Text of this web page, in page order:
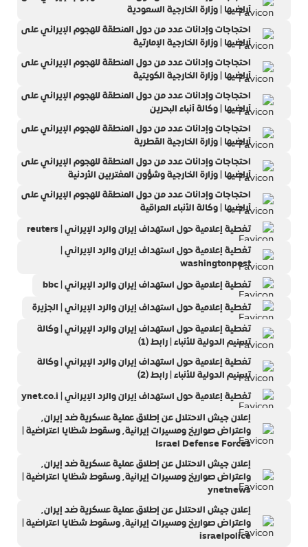
أراضيها | وزارة الخارجية السعودية
احتجاجات وإدانات عدد من دول المنطقة للهجوم الإيراني على
أراضيها | وزارة الخارجية الإمارتية
احتجاجات وإدانات عدد من دول المنطقة للهجوم الإيراني على
أراضيها | وزارة الخارجية الكويتية
احتجاجات وإدانات عدد من دول المنطقة للهجوم الإيراني على
أراضيها | وكالة أنباء البحرين
احتجاجات وإدانات عدد من دول المنطقة للهجوم الإيراني على
أراضيها | وزارة الخارجية القطرية
احتجاجات وإدانات عدد من دول المنطقة للهجوم الإيراني على
أراضيها | وزارة الخارجية وشؤون المغتربين الأردنية
احتجاجات وإدانات عدد من دول المنطقة للهجوم الإيراني على
أراضيها | وكالة الأنباء العراقية
تغطية إعلامية حول استهداف إيران والرد الإيراني | reuters
تغطية إعلامية حول استهداف إيران والرد الإيراني |
washingtonpost
تغطية إعلامية حول استهداف إيران والرد الإيراني | bbc
تغطية إعلامية حول استهداف إيران والرد الإيراني | الجزيرة
تغطية إعلامية حول استهداف إيران والرد الإيراني | وكالة
تسنيم الدولية للأنباء | رابط (1)
تغطية إعلامية حول استهداف إيران والرد الإيراني | وكالة
تسنيم الدولية للأنباء | رابط (2)
تغطية إعلامية حول استهداف إيران والرد الإيراني | ynet.co.i
إعلان جيش الاحتلال عن إطلاق عملية عسكرية ضد إيران٬
واعتراض صواريخ ومسيرات إيرانية٬ وسقوط شظايا اعتراضية |
Israel Defense Forces
إعلان جيش الاحتلال عن إطلاق عملية عسكرية ضد إيران٬
واعتراض صواريخ ومسيرات إيرانية٬ وسقوط شظايا اعتراضية |
ynetnews
إعلان جيش الاحتلال عن إطلاق عملية عسكرية ضد إيران٬
واعتراض صواريخ ومسيرات إيرانية٬ وسقوط شظايا اعتراضية |
israelpolice